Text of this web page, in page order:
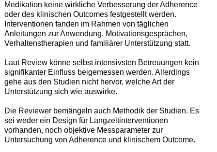
Medikation keine wirkliche Verbesserung der Adherence
oder des klinischen Outcomes festgestellt werden.
Interventionen fanden im Rahmen von täglichen
Anleitungen zur Anwendung, Motivationsgesprächen,
Verhaltenstherapien und familiärer Unterstützung statt.
Laut Review könne selbst intensivsten Betreuungen kein
signifikanter Einfluss beigemessen werden. Allerdings
gehe aus den Studien nicht hervor, welche Art der
Unterstützung sich wie auswirke.
Die Reviewer bemängeln auch Methodik der Studien. Es
sei weder ein Design für Langzeitinterventionen
vorhanden, noch objektive Messparameter zur
Untersuchung von Adherence und klinischem Outcome.